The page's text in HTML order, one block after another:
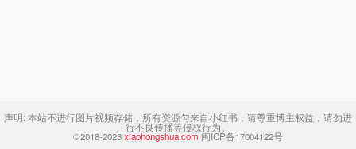
声明:本站不进行图片视频存储，所有资源匀来自小红书，请尊重博主权益，请勿进
行不良传播等侵权行为。
©2018-2023xiaohongshua.com 闽ICP备17004122号